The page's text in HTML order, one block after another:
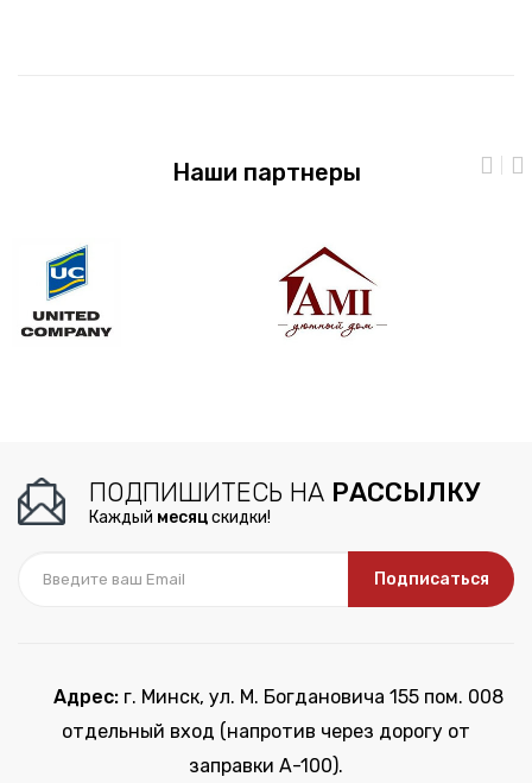
Наши партнеры
ПОДПИШИТЕСЬ НА РАССЫЛКУ
Каждый месяцскидки!
Подписаться
Адрес:г. Минск, ул. М. Богдановича 155 пом. 008
отдельный вход (напротив через дорогу от
заправки А-100).